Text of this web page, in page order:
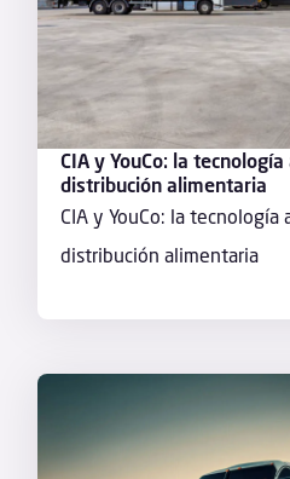
CIA y YouCo: la
distribución alimentaria
CIA y YouCo: la tecnología
distribución alimentaria